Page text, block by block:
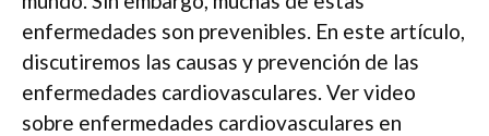
enfermedades son prevenibles. En este artículo,
discutiremos las causas y prevención de las
enfermedades cardiovasculares. Ver video
sobre enfermedades cardiovasculares en